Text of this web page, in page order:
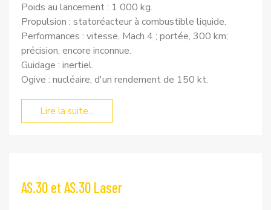
Poids au lancement : 1 000 kg.
Propulsion : statoréacteur à combustible liquide.
Performances : vitesse, Mach 4 ; portée, 300 km;
précision, encore inconnue.
Guidage : inertiel.
Ogive : nucléaire, d'un rendement de 150 kt.
Lire la suite...
AS.30 et AS.30 Laser